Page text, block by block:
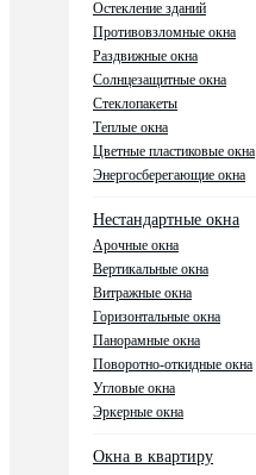
Остекление зданий
Противовзломные окна
Раздвижные окна
Солнцезащитные окна
Стеклопакеты
Теплые окна
Цветные пластиковые окна
Энергосберегающие окна
Нестандартные окна
Арочные окна
Вертикальные окна
Витражные окна
Горизонтальные окна
Панорамные окна
Поворотно-откидные окна
Угловые окна
Эркерные окна
Окна в квартиру